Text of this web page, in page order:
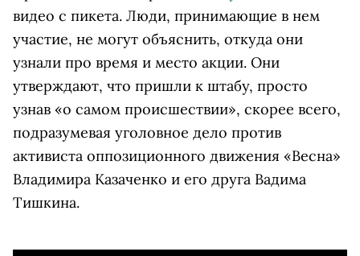
видео с пикета. Люди, принимающие в нем
участие, не могут объяснить, откуда они
узнали про время и место акции. Они
утверждают, что пришли к штабу, просто
узнав «о самом происшествии», скорее всего,
подразумевая уголовное дело против
активиста оппозиционного движения «Весна»
Владимира Казаченко и его друга Вадима
Тишкина.